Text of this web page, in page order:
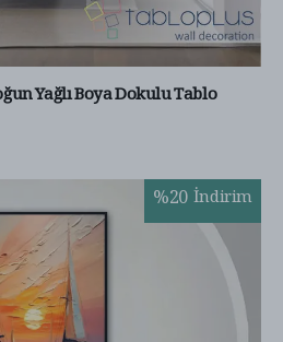
Yağlı Boya Dokulu Tablo
%20 İndirim